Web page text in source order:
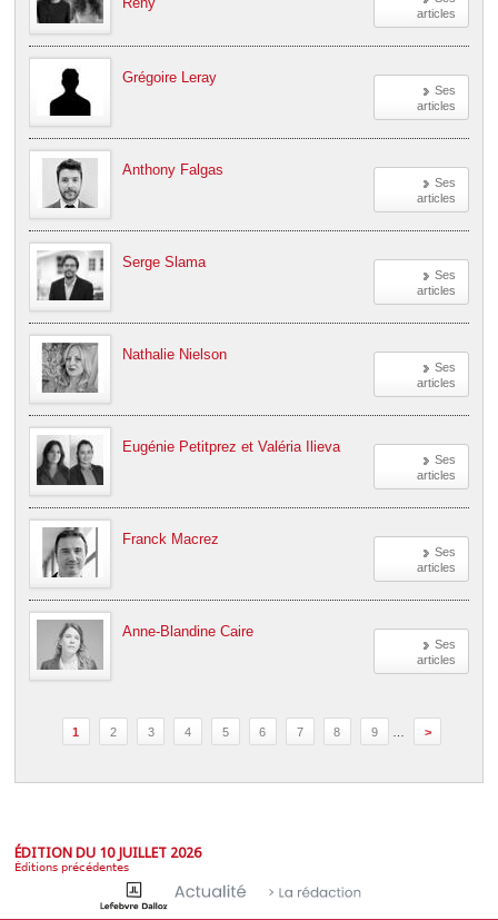
articles
Ses
articles
Grégoire Leray
Ses
articles
Anthony Falgas
Ses
articles
Serge Slama
Ses
articles
Nathalie Nielson
Ses
articles
Eugénie Petitprez et Valéria Ilieva
Ses
articles
Franck Macrez
Ses
articles
Anne-Blandine Caire
1 2 3 4 5 6 7 8 9 >
ÉDITION DU 10 JUILLET 2026
Éditions précédentes